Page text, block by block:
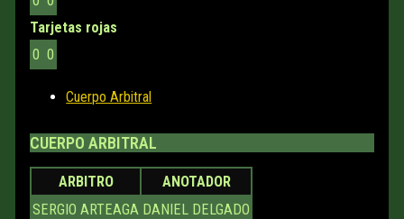
Tarjetas rojas
0 0
Cuerpo Arbitral
CUERPO ARBITRAL
ARBITRO
ANOTADOR
SERGIO ARTEAGA DANIEL DELGADO